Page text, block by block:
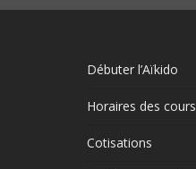
Débuter l’Aïkido
Horaires des cours
Cotisations